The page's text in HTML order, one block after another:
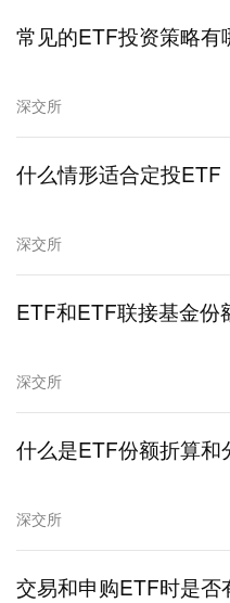
常见的ETF投资策略有
深交所
什么情形适合定投ETF
深交所
ETF和ETF联接基金份
深交所
什么是ETF份额折算和
深交所
交易和申购ETF时是否